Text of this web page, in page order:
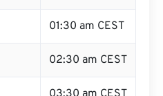
01:30 am CEST
02:30 am CEST